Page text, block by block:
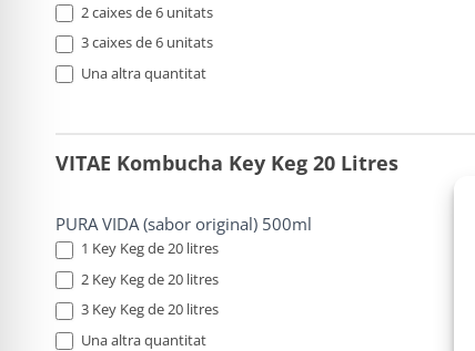
2 caixes de 6 unitats
3 caixes de 6 unitats
Una altra quantitat
VITAE Kombucha Key Keg 20 Litres
PURA VIDA (sabor original) 500ml
1 Key Keg de 20 litres
2 Key Keg de 20 litres
3 Key Keg de 20 litres
Una altra quantitat